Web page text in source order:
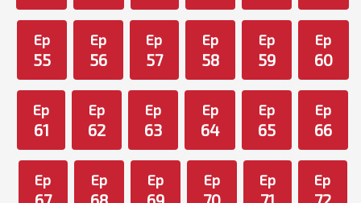
Ep
55
Ep
56
Ep
57
Ep
58
Ep
59
Ep
60
Ep
61
Ep
62
Ep
63
Ep
64
Ep
65
Ep
66
Ep Ep Ep Ep Ep Ep